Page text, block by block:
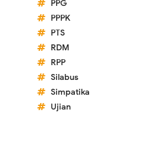
PPG
PPPK
PTS
RDM
RPP
Silabus
Simpatika
Ujian